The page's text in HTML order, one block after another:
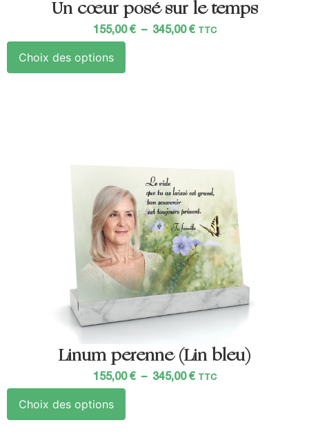
Un cœur posé sur le temps
155,00 € – 345,00 € TTC
Choix des options
Linum perenne (Lin bleu)
155,00 € – 345,00 € TTC
Choix des options